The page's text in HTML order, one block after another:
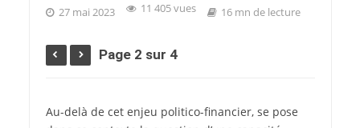
27 mai 2023 11 405 vues 16 mn de lecture
Page 2 sur 4
Au-delà de cet enjeu politico-financier, se pose